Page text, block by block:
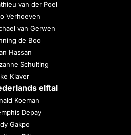
van der Poel
Verhoeven
van Gerwen
de Boo
Hassan
Schulting
Klaver
elftal
Koeman
Depay
Gakpo